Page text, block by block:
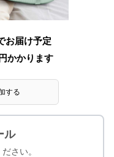
お届け予定
円かかります
する
ル
さい。